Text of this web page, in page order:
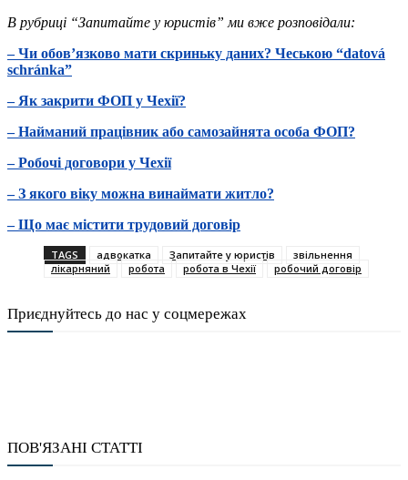
В рубриці “Запитайте у юристів” ми вже розповідали:
– Чи обовʼязково мати скриньку даних? Чеською “datová
schránka”
– Як закрити ФОП у Чехії?
– Найманий працівник або самозайнята особа ФОП?
– Робочі договори у Чехії
– З якого віку можна винаймати житло?
– Що має містити трудовий договір
TAGS адвокатка Запитайте у юристів
звільнення
лікарняний
робота робота в Чехії робочий договір
Приєднуйтесь до нас у соцмережах
ПОВ'ЯЗАНІ СТАТТІ